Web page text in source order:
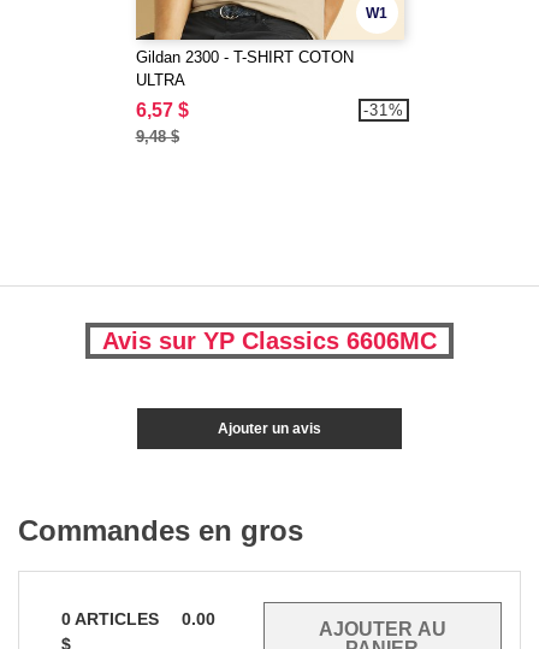
W1
Gildan 2300 - T-SHIRT COTON
ULTRA
6,57 $
9,48 $
-31%
Avis sur YP Classics 6606MC
Ajouter un avis
Commandes en gros
0ARTICLES
0.00
$